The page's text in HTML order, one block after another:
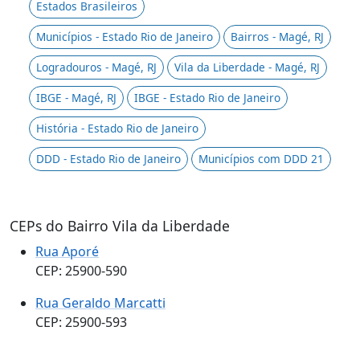
Estados Brasileiros
Municípios - Estado Rio de Janeiro
Bairros - Magé, RJ
Logradouros - Magé, RJ
Vila da Liberdade - Magé, RJ
IBGE - Magé, RJ
IBGE - Estado Rio de Janeiro
História - Estado Rio de Janeiro
DDD - Estado Rio de Janeiro
Municípios com DDD 21
CEPs do Bairro Vila da Liberdade
Rua Aporé
CEP: 25900-590
Rua Geraldo Marcatti
CEP: 25900-593